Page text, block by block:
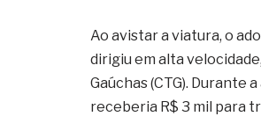
Ao avistar a viatura, o
dirigiu em alta
Gaúchas (CTG). Durante
receberia R$ 3 mil para